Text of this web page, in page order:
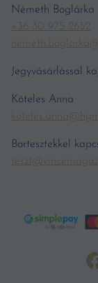
Németh Boglárka
+36 30 975 2652
Jegyvásárlással
Köteles Anna
Bortesztekkel